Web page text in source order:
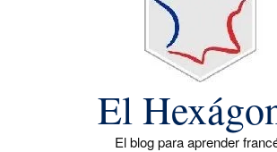
El
El blog para aprender